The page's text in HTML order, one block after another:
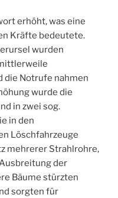
erhöht, was eine
Kräfte bedeutete.
wurden
die Notrufe nahmen
wurde die
in zwei sog.
in den
Löschfahrzeuge
mehrerer Strahlrohre,
der
Bäume stürzten
sorgten für